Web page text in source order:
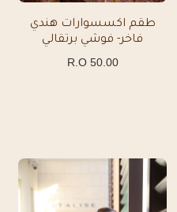
طقم اكسسوارات هندي
فاخر- فوشي برتقالي
50.00 R.O